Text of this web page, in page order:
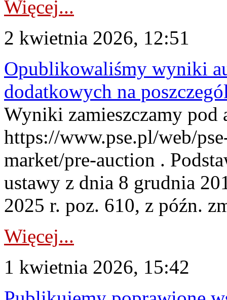
Więcej...
2 kwietnia 2026, 12:51
Opublikowaliśmy wyniki
dodatkowych na
Wyniki zamieszczamy pod
https://www.pse.pl/web/
market/pre-auction .
ustawy z dnia 8 grudnia
2025 r. poz. 610, z późn.
Więcej...
1 kwietnia 2026, 15:42